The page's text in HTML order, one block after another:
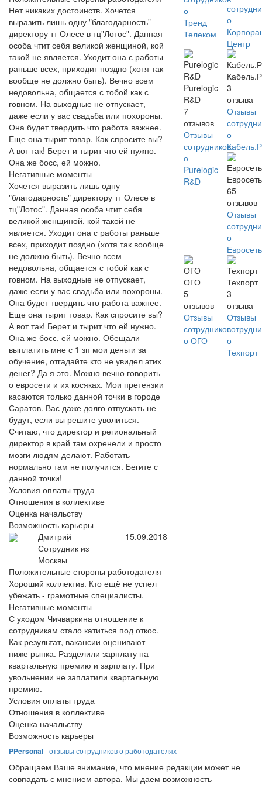
Нет никаких достоинств. Хочется
выразить лишь одну "благодарность"
директору тт Олесе в тц"Лотос". Данная
особа чтит себя великой женщиной, кой
такой не является. Уходит она с работы
раньше всех, приходит поздно (хотя так
вообще не должно быть). Вечно всем
недовольна, общается с тобой как с
говном. На выходные не отпускает,
даже если у вас свадьба или похороны.
Она будет твердить что работа важнее.
Еще она тырит товар. Как спросите вы?
А вот так! Берет и тырит что ей нужно.
Она же босс, ей можно.
Негативные моменты
Хочется выразить лишь одну
"благодарность" директору тт Олесе в
тц"Лотос". Данная особа чтит себя
великой женщиной, кой такой не
является. Уходит она с работы раньше
всех, приходит поздно (хотя так вообще
не должно быть). Вечно всем
недовольна, общается с тобой как с
говном. На выходные не отпускает,
даже если у вас свадьба или похороны.
Она будет твердить что работа важнее.
Еще она тырит товар. Как спросите вы?
А вот так! Берет и тырит что ей нужно.
Она же босс, ей можно. Обещали
выплатить мне с 1 зп мои деньги за
обучение, отгадайте кто не увидел этих
денег? Да я это. Можно вечно говорить
о евросети и их косяках. Мои претензии
касаются только данной точки в городе
Саратов. Вас даже долго отпускать не
будут, если вы решите уволиться.
Считаю, что директор и региональный
директор в край там охренели и просто
мозги людям делают. Работать
нормально там не получится. Бегите с
данной точки!
Условия оплаты труда
Отношения в коллективе
Оценка начальству
Возможность карьеры
Дмитрий
Сотрудник из
Москвы
15.09.2018
Положительные стороны работодателя
Хороший коллектив. Кто ещё не успел
убежать - грамотные специалисты.
Негативные моменты
С уходом Чичваркина отношение к
сотрудникам стало катиться под откос.
Как результат, вакансии оценивают
ниже рынка. Разделили зарплату на
квартальную премию и зарплату. При
увольнении не заплатили квартальную
премию.
Условия оплаты труда
Отношения в коллективе
Оценка начальству
Возможность карьеры
о
Тренд
Телеком
о
Центр
Purelogic
R&D
7
отзывов
Отзывы
сотрудников
о
Purelogic
R&D
3
отзыва
Отзывы
о
Евросеть
65
отзывов
Отзывы
о
Евросеть
ОГО
5
отзывов
Отзывы
сотрудников
о ОГО
Техпорт
3
отзыва
Отзывы
о
Техпорт
PPersonal- отзывы сотрудников о работодателях
Обращаем Ваше внимание, что мнение редакции может не
совпадать с мнением автора. Мы даем возможность